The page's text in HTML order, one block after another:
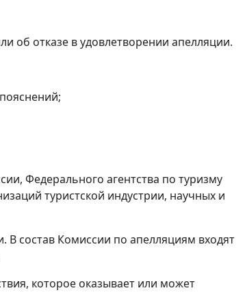
об отказе в удовлетворении апелляции.
Федерального агентства по туризму
туристской индустрии, научных и
В состав Комиссии по апелляциям входят
которое оказывает или может